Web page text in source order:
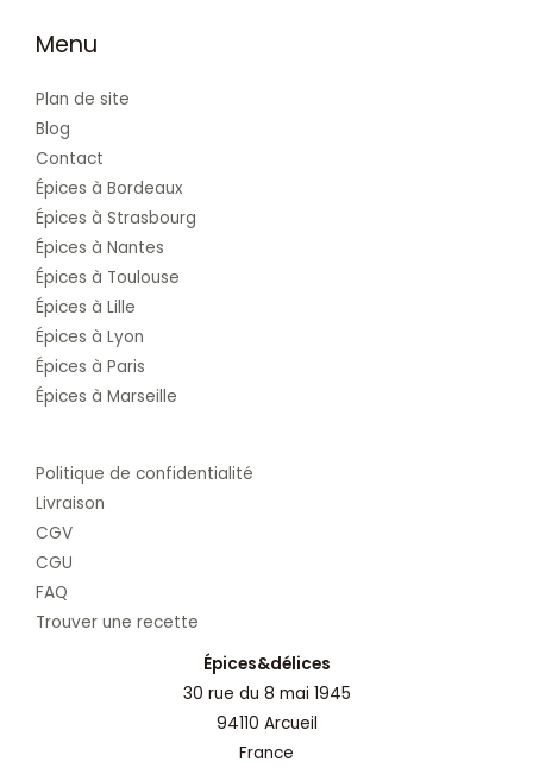
Menu
Plan de site
Blog
Contact
Épices à Bordeaux
Épices à Strasbourg
Épices à Nantes
Épices à Toulouse
Épices à Lille
Épices à Lyon
Épices à Paris
Épices à Marseille
Politique de confidentialité
Livraison
CGV
CGU
FAQ
Trouver une recette
Épices&délices
30 rue du 8 mai 1945
94110 Arcueil
France